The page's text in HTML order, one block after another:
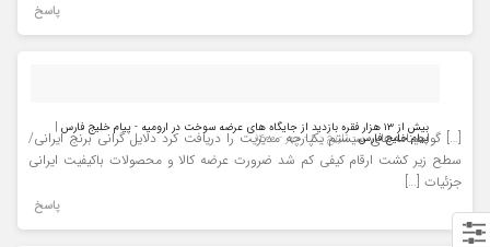
پاسخ
بیش از ۱۳ هزار فقره بازدید از جایگاه های عرضه سوخت در ارومیه - پیام خلیج فارس |
پیام خلیج فارس- تاریخ : ۶ - مهر - ۱۴۰۰
[…] ‏گواهینامه‌های سیستم یکپارچه مدیریت را دریافت کرد دلایل گرانی برنج ایرانی/
سطح زیر کشت ارقام کیفی کم شد ضرورت عرضه کالا و محصولات باکیفیت ایرانی
جزئیات […]
پاسخ